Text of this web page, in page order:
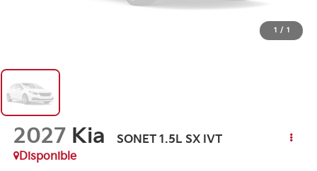
1 / 1
2027 Kia
SONET 1.5L SX IVT
Disponible